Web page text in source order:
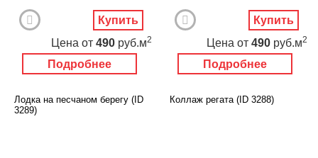
Подробнее
Цена от 490 руб.м2
Купить
Подробнее
Цена от 490 руб.м2
Купить
Лодка на песчаном берегу (ID
3289)
Коллаж регата (ID 3288)